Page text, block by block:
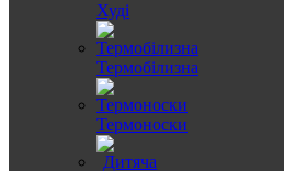
Худі
Термобілизна
Термоноски